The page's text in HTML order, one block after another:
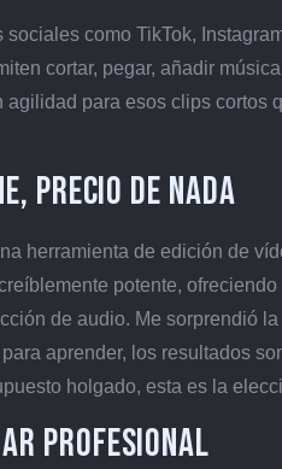
como TikTok,
cortar, pegar, añadir
para esos clips cortos
Precio de Nada
herramienta de edición de
potente,
de audio. Me sorprendió
aprender, los resultados
holgado, esta es la
Profesional